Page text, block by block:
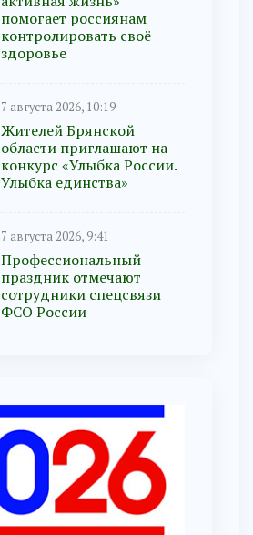
помогает россиянам
контролировать своё
здоровье
7 августа 2026, 10:19
Жителей Брянской
области приглашают на
конкурс «Улыбка России.
Улыбка единства»
7 августа 2026, 9:41
Профессиональный
праздник отмечают
сотрудники спецсвязи
ФСО России